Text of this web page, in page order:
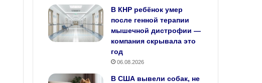
В КНР ребёнок умер
после генной терапии
мышечной дистрофии —
компания скрывала это
год
06.08.2026
В США вывели собак, не